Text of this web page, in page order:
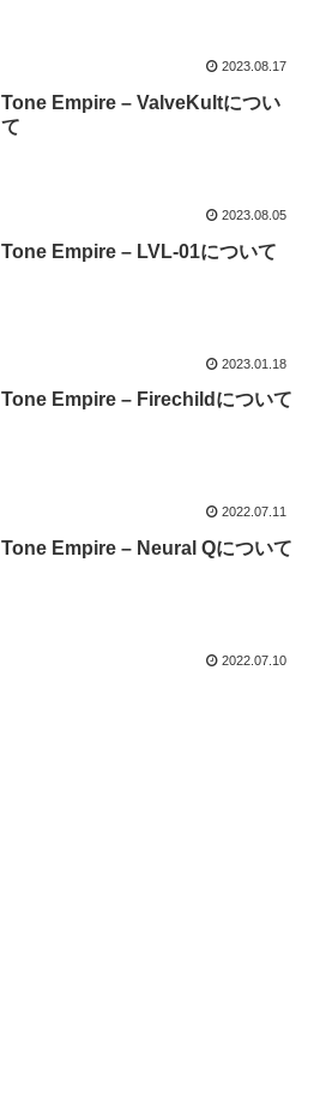
2023.08.17
Tone Empire – ValveKultについ
て
2023.08.05
Tone Empire – LVL-01について
2023.01.18
Tone Empire – Firechildについて
2022.07.11
Tone Empire – Neural Qについて
2022.07.10